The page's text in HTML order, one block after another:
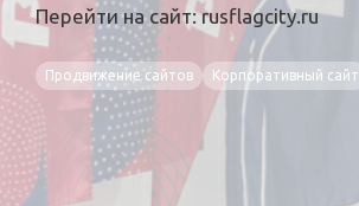
Перейти на сайт:rusflagcity.ru
Продвижение сайтов Корпоративный сайт